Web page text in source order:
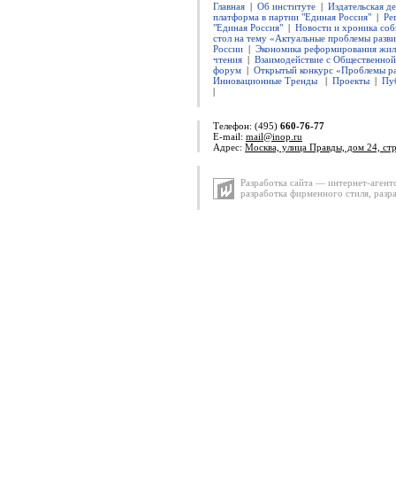
Главная | Об институте | Издательская
платформа в партии "Единая Россия" |
"Единая Россия" | Новости и хроника
стол на тему «Актуальные проблемы
России | Экономика реформирования
чтения | Взаимодействие с
форум | Открытый конкурс «Проблемы
Инновационные Тренды
| Проекты |
|
Телефон: (495) 660-76-77
E-mail: mail@inop.ru
Адрес: Москва, улица Правды, дом 24,
Разработка сайта — интернет-
разработка фирменного стиля